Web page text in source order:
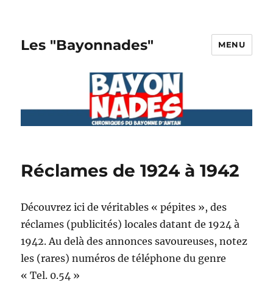
Les "Bayonnades" MENU
Réclames de 1924 à 1942
Découvrez ici de véritables « pépites », des
réclames (publicités) locales datant de 1924 à
1942. Au delà des annonces savoureuses, notez
les (rares) numéros de téléphone du genre
« Tel. 0.54 »